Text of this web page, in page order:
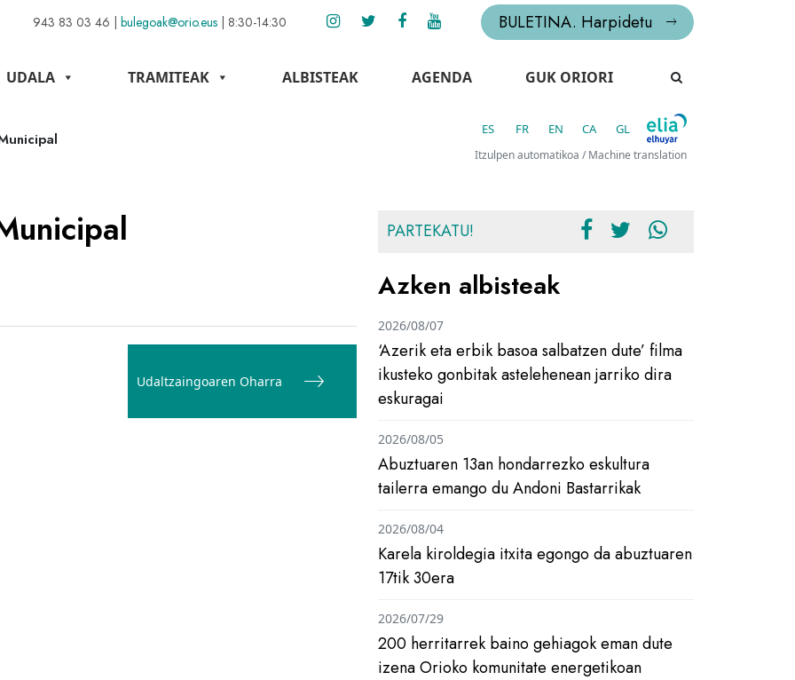
943 83 03 46 | bulegoak@orio.eus | 8:30-14:30 BULETINA. Harpidetu
UDALA TRAMITEAK ALBISTEAK AGENDA GUK ORIORI
ES FR EN CA GL
Itzulpen automatikoa / Machine translation
Udaltzaingoaren Oharra
PARTEKATU!
Azken albisteak
‘Azerik eta erbik basoa salbatzen dute’ filma
ikusteko gonbitak astelehenean jarriko dira
eskuragai
2026/08/07
Abuztuaren 13an hondarrezko eskultura
tailerra emango du Andoni Bastarrikak
2026/08/05
Karela kiroldegia itxita egongo da abuztuaren
17tik 30era
2026/08/04
200 herritarrek baino gehiagok eman dute
izena Orioko komunitate energetikoan
2026/07/29